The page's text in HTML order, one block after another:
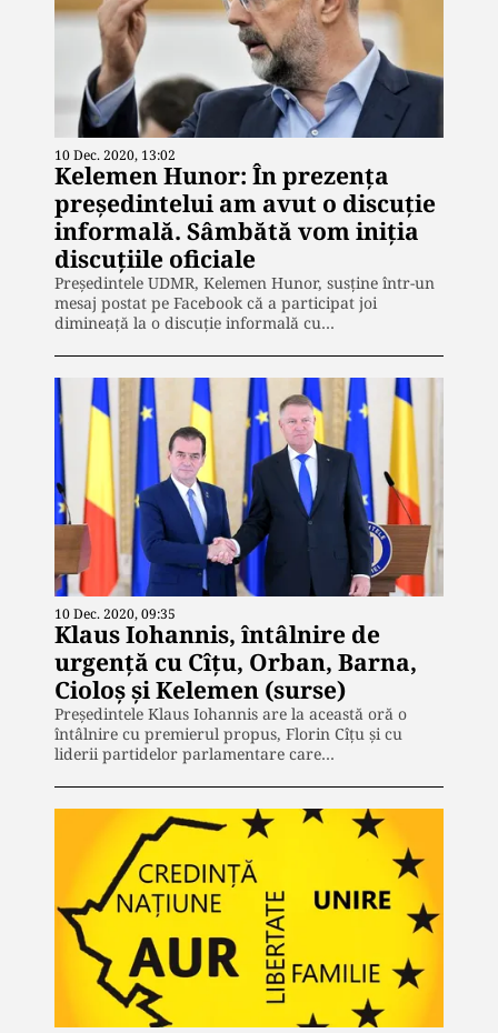
10 Dec. 2020, 13:02
Kelemen Hunor: În prezența
președintelui am avut o discuție
informală. Sâmbătă vom iniția
discuțiile oficiale
Președintele UDMR, Kelemen Hunor, susține într-un
mesaj postat pe Facebook că a participat joi
dimineață la o discuție informală cu…
10 Dec. 2020, 09:35
Klaus Iohannis, întâlnire de
urgență cu Cîțu, Orban, Barna,
Cioloș și Kelemen (surse)
Președintele Klaus Iohannis are la această oră o
întâlnire cu premierul propus, Florin Cîțu și cu
liderii partidelor parlamentare care…